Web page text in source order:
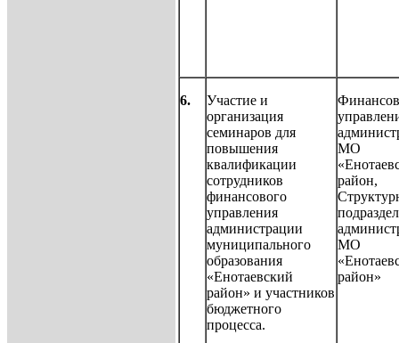
6.
Участие и
организация
семинаров для
повышения
квалификации
сотрудников
финансового
управления
администрации
муниципального
образования
«Енотаевский
район» и участников
бюджетного
процесса.
МО
район,
МО
район»